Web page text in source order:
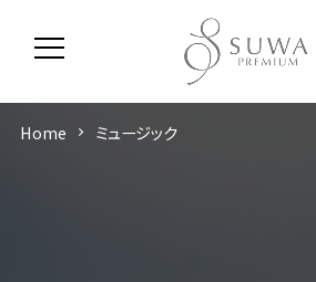
Home ミュージック